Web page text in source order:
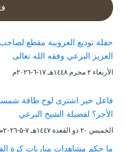
حفلة توديع العزوبية مقطع
العزيز البرعي وفقه الله تعالى
الأربعاء ۲ محرم ۱٤٤۸هـ ۱۷-٦-۲۰۲٦م
فاعل خير اشترى لوح طاقة
الأجر؟ لفضيلة الشيخ البرعي
الخميس ۲۰ ذو القعدة ۱٤٤۷هـ ۷-۵-۲۰۲٦م
ما حكم مشاهدات مباريات كرة